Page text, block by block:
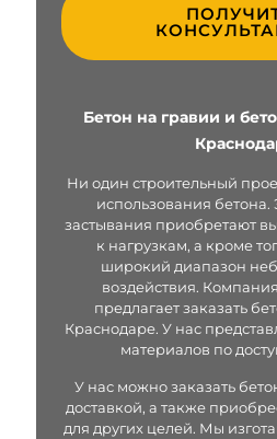
Бетон на гравии и
Ни один строительный
использования бетона.
застывания приобретают
к нагрузкам, а кроме
широкий диапазон
воздействия.
предлагает заказать
Краснодаре. У нас
материалов по
У нас можно заказать
доставкой, а также
для других целей. Мы